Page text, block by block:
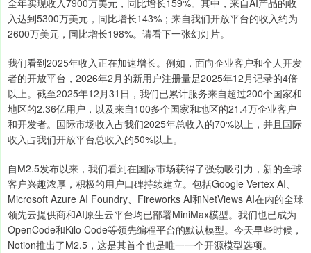
全年实现收入7900万美元，同比增长159%。其中，来自AI产品的收
入达到5300万美元，同比增长143%；来自我们开放平台的收入约为
2600万美元，同比增长198%。请看下一张幻灯片。
我们看到2025年收入正在加速增长。例如，面向企业客户和个人开发
者的开放平台，2026年2月的新用户注册量是2025年12月记录的4倍
以上。截至2025年12月31日，我们已累计服务来自超过200个国家和
地区的2.36亿用户，以及来自100多个国家和地区的21.4万企业客户
和开发者。国际市场收入占我们2025年总收入的70%以上，并且国际
收入占我们开放平台总收入的50%以上。
自M2.5发布以来，我们看到在国际市场获得了强劲吸引力，新的全球
客户兴趣浓厚，积极的用户口碑持续建立。包括Google Vertex AI、
Microsoft Azure AI Foundry、Fireworks AI和NetViews AI在内的全球
领先云提供商和AI原生云平台均已部署MiniMax模型。我们也已成为
OpenCode和Kilo Code等领先编程平台的默认模型。今天早些时候，
Notion推出了M2.5，这是其首个也是唯一一个开源模型选项。